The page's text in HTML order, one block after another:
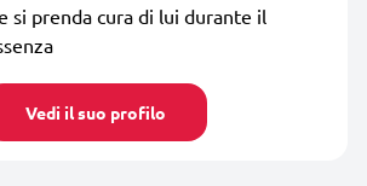
si prenda cura di lui durante il
Vedi il suo profilo